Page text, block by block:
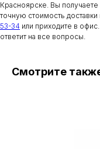
Красноярске. Вы получаете
точную стоимость
53-34 или приходите в
ответит на все вопросы.
Смотрите